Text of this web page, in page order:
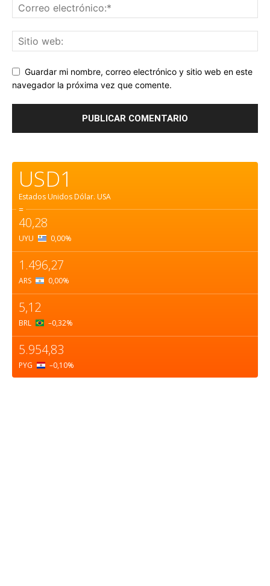
Guardar mi nombre, correo electrónico y sitio web en este
navegador la próxima vez que comente.
USD1
Estados Unidos Dólar. USA
=
40,28
UYU 0,00%
1.496,27
ARS 0,00%
5,12
BRL –0,32%
5.954,83
PYG –0,10%